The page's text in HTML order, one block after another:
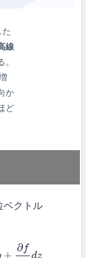
線
か
ど
クトル
zd z